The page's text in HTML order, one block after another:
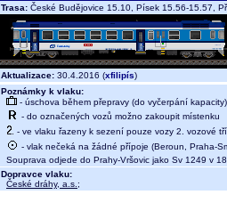
Trasa: České Budějovice 15.10, Písek 15.56-15.57,
Aktualizace: 30.4.2016 (xfilipís)
Poznámky k vlaku:
- úschova během přepravy (do vyčerpání kapacity)
- do označených vozů možno zakoupit místenku
- ve vlaku řazeny k sezení pouze vozy 2. vozové
- vlak nečeká na žádné přípoje (Beroun, Praha-
Souprava odjede do Prahy-Vršovic jako Sv 1249 v
Dopravce vlaku:
České dráhy, a.s. ;